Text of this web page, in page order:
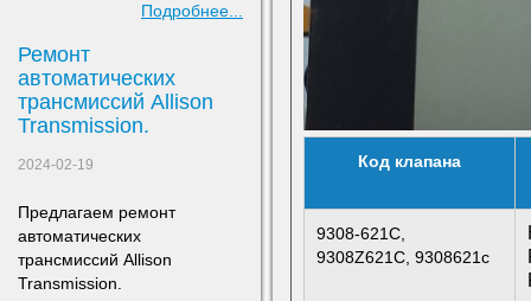
Код клапана
9308-621C,
9308Z621C, 9308621c
Подробнее...
Ремонт
автоматических
трансмиссий Allison
Transmission.
2024-02-19
Предлагаем ремонт
автоматических
трансмиссий Allison
Transmission.